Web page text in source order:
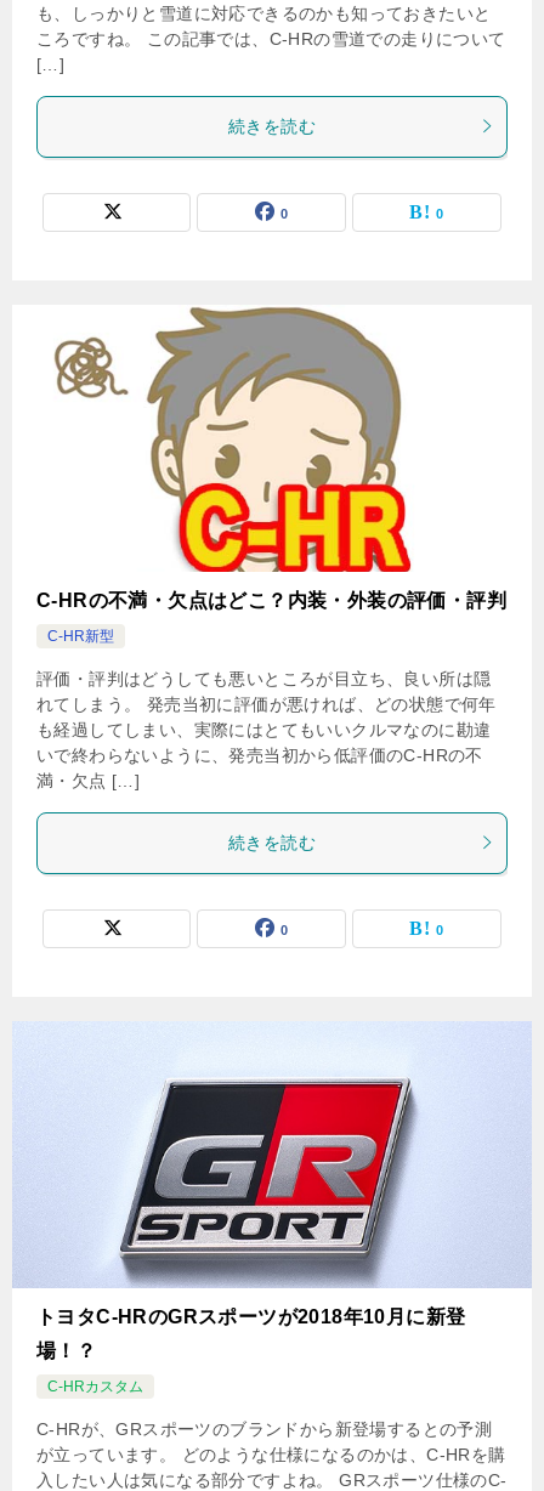
も、しっかりと雪道に対応できるのかも知っておきたいと
ころですね。 この記事では、C-HRの雪道での走りについて
[…]
続きを読む
0 0
C-HRの不満・欠点はどこ？内装・外装の評価・評判
C-HR新型
評価・評判はどうしても悪いところが目立ち、良い所は隠
れてしまう。 発売当初に評価が悪ければ、どの状態で何年
も経過してしまい、実際にはとてもいいクルマなのに勘違
いで終わらないように、発売当初から低評価のC-HRの不
満・欠点 […]
続きを読む
0 0
トヨタC-HRのGRスポーツが2018年10月に新登
場！？
C-HRカスタム
C-HRが、GRスポーツのブランドから新登場するとの予測
が立っています。 どのような仕様になるのかは、C-HRを購
入したい人は気になる部分ですよね。 GRスポーツ仕様のC-